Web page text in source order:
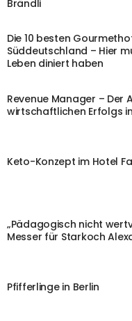
Brändli
Die 10 besten
Süddeutschland – Hier
Leben diniert haben
Revenue Manager – Der
wirtschaftlichen Erfolgs
Keto-Konzept im Hotel
„Pädagogisch nicht
Messer für Starkoch
Pfifferlinge in Berlin